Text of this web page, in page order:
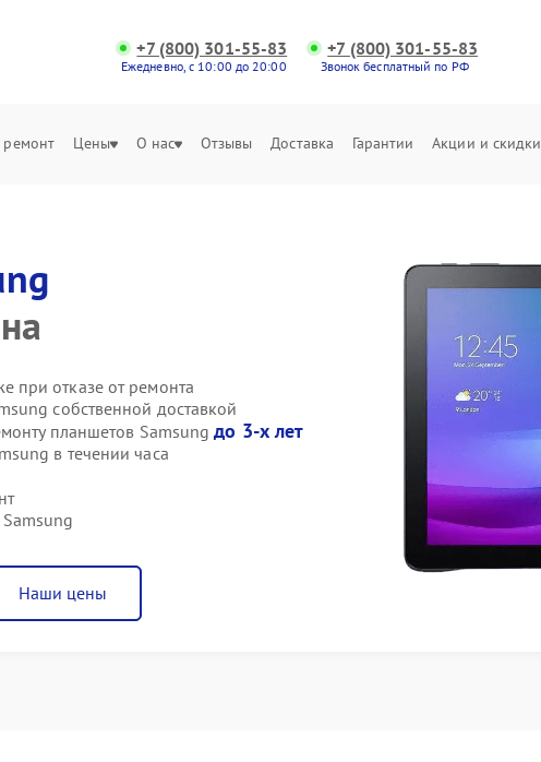
+7 (800) 301-55-83
Ежедневно, с 10:00 до 20:00
+7 (800) 301-55-83
Звонок бесплатный по РФ
Цены О нас Отзывы Доставка Гарантии Акции и скидки
при отказе от ремонта
собственной доставкой
планшетов Samsungдо 3-х лет
в течении часа
Наши цены